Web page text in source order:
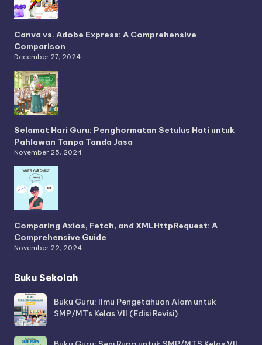
Canva vs. Adobe Express: A Comprehensive
Comparison
December 27, 2024
Selamat Hari Guru: Penghormatan Setulus Hati untuk
Pahlawan Tanpa Tanda Jasa
November 25, 2024
Comparing Axios, Fetch, and XMLHttpRequest: A
Comprehensive Guide
November 22, 2024
Buku Sekolah
Buku Guru: Ilmu Pengetahuan Alam untuk
SMP/MTs Kelas VII (Edisi Revisi)